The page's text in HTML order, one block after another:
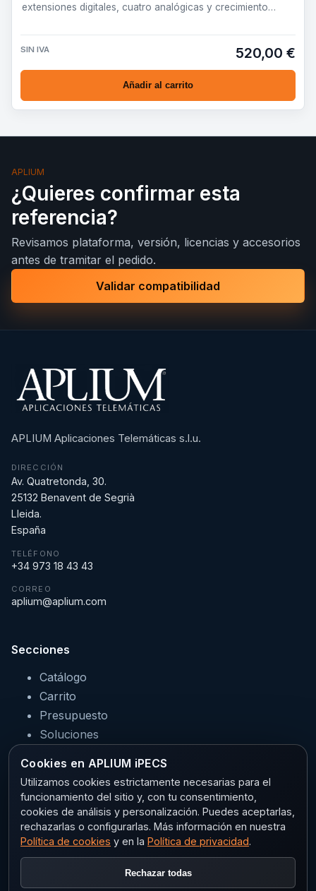
extensiones digitales, cuatro analógicas y crecimiento
SIN IVA 520,00 €
Añadir al carrito
APLIUM
¿Quieres confirmar esta
referencia?
Revisamos plataforma, versión, licencias y accesorios
antes de tramitar el pedido.
Validar compatibilidad
APLIUM Aplicaciones Telemáticas s.l.u.
DIRECCIÓN
Av. Quatretonda, 30.
25132 Benavent de Segrià
Lleida.
España
TELÉFONO
+34 973 18 43 43
CORREO
aplium@aplium.com
Secciones
Catálogo
Carrito
Presupuesto
Soluciones
Sectores
Legal
Aviso legal
Cookies en APLIUM iPECS
Utilizamos cookies estrictamente necesarias para el
funcionamiento del sitio y, con tu consentimiento,
cookies de análisis y personalización. Puedes aceptarlas,
rechazarlas o configurarlas. Más información en nuestra
Política de cookies y en la Política de privacidad.
Rechazar todas